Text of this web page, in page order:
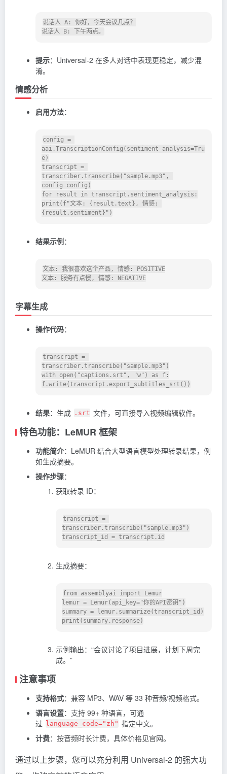
说话人 A: 你好，今天会议几点？
提示：Universal-2 在多人对话中表现更稳定，减少混
淆。
情感分析
启用方法：
config =
aai.TranscriptionConfig(sentiment_analysis=Tru
e)
transcript =
transcriber.transcribe("sample.mp3",
config=config)
for result in transcript.sentiment_analysis:
print(f"文本: {result.text}, 情感:
结果示例：
文本: 我很喜欢这个产品, 情感: POSITIVE
字幕生成
操作代码：
transcript =
transcriber.transcribe("sample.mp3")
with open("captions.srt", "w") as f:
结果：生成 .srt 文件，可直接导入视频编辑软件。
特色功能：LeMUR 框架
功能简介：LeMUR 结合大型语言模型处理转录结果，例
如生成摘要。
操作步骤：
获取转录 ID：
transcript =
transcriber.transcribe("sample.mp3")
生成摘要：
from assemblyai import Lemur
lemur = Lemur(api_key="你的API密钥")
summary = lemur.summarize(transcript_id)
示例输出：“会议讨论了项目进展，计划下周完
成。”
注意事项
支持格式：兼容 MP3、WAV 等 33 种音频/视频格式。
语言设置：支持 99+ 种语言，可通
过
language_code="zh" 指定中文。
计费：按音频时长计费，具体价格见官网。
通过以上步骤，您可以充分利用 Universal-2 的强大功